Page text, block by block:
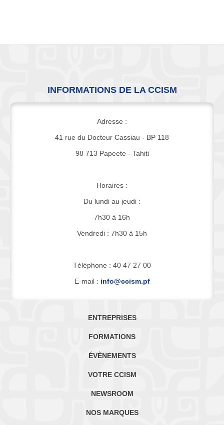
INFORMATIONS DE LA CCISM
Adresse :
41 rue du Docteur Cassiau - BP 118
98 713 Papeete - Tahiti
Horaires :
Du lundi au jeudi :
7h30 à 16h
Vendredi : 7h30 à 15h
Téléphone : 40 47 27 00
E-mail : info@ccism.pf
ENTREPRISES
FORMATIONS
ÉVÈNEMENTS
VOTRE CCISM
NEWSROOM
NOS MARQUES